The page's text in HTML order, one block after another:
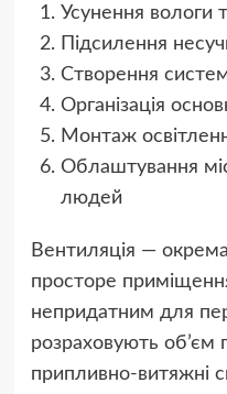
Усунення вологи
Підсилення
Створення
Організація
Монтаж
Облаштування
людей
Вентиляція —
просторе
непридатним для
розраховують об’єм
припливно-витяжні